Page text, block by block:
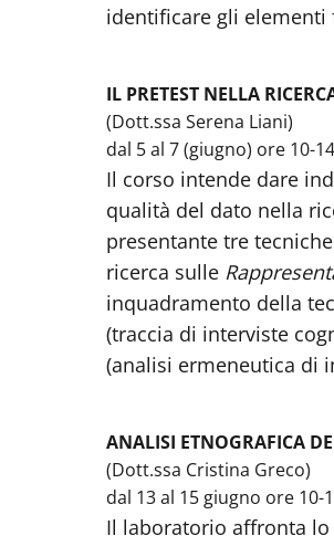
identificare gli elementi
IL PRETEST NELLA
(Dott.ssa Serena Liani)
dal 5 al 7 (giugno) ore 10-14
Il corso intende dare
qualità del dato nella
presentante tre
ricerca sulle
inquadramento della
(traccia di interviste
(analisi ermeneutica di
ANALISI ETNOGRAFICA
(Dott.ssa Cristina Greco)
dal 13 al 15 giugno ore 10-
Il laboratorio affronta lo